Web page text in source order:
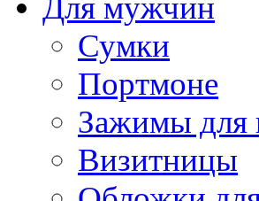
Для мужчин
Сумки
Портмоне
Зажимы для
Визитницы